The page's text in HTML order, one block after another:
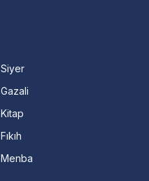
Siyer
Gazali
Kitap
Fıkıh
Menba